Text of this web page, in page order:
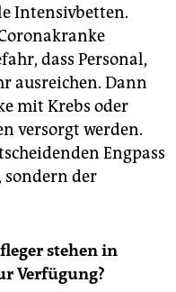
Intensivbetten.
dass Personal,
ausreichen. Dann
mit Krebs oder
versorgt werden.
Engpass
sondern der
stehen in
Verfügung?